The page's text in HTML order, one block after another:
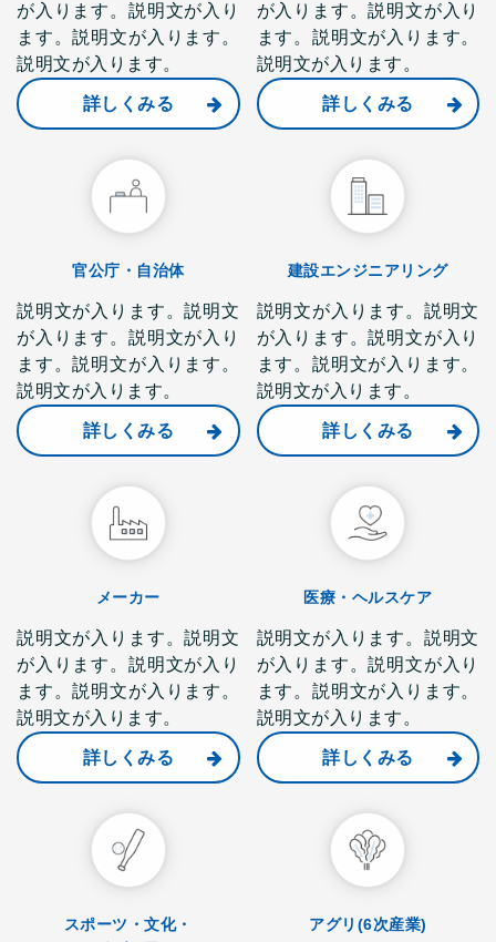
が入ります。説明文が入り
ます。説明文が入ります。
説明文が入ります。
詳しくみる
が入ります。説明文が入り
ます。説明文が入ります。
説明文が入ります。
詳しくみる
官公庁・自治体
説明文が入ります。説明文
が入ります。説明文が入り
ます。説明文が入ります。
説明文が入ります。
詳しくみる
建設エンジニアリング
説明文が入ります。説明文
が入ります。説明文が入り
ます。説明文が入ります。
説明文が入ります。
詳しくみる
メーカー
説明文が入ります。説明文
が入ります。説明文が入り
ます。説明文が入ります。
説明文が入ります。
詳しくみる
医療・ヘルスケア
説明文が入ります。説明文
が入ります。説明文が入り
ます。説明文が入ります。
説明文が入ります。
詳しくみる
スポーツ・文化・
アグリ(6次産業)